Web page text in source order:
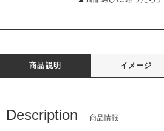
商品説明 イメージ
Description - 商品情報 -